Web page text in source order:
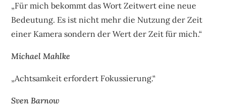
„Für mich bekommt das Wort Zeitwert eine neue
Bedeutung. Es ist nicht mehr die Nutzung der Zeit
einer Kamera sondern der Wert der Zeit für mich.“
Michael Mahlke
„Achtsamkeit erfordert Fokussierung.“
Sven Barnow